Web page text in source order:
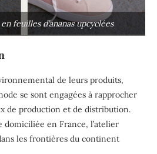
feuilles d’ananas upcyclées
de leurs produits,
se sont engagées à rapprocher
de production et de distribution.
domiciliée en France, l’atelier
les frontières du continent